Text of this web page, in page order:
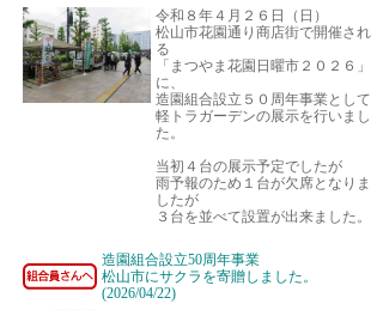
令和８年４月２６日（日）
松山市花園通り商店街で開催され
る
「まつやま花園日曜市２０２６」
に、
造園組合設立５０周年事業として
軽トラガーデンの展示を行いまし
た。
当初４台の展示予定でしたが
雨予報のため１台が欠席となりま
したが
３台を並べて設置が出来ました。
造園組合設立50周年事業
松山市にサクラを寄贈しました。
(2026/04/22)